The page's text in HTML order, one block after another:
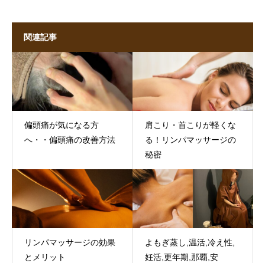
関連記事
偏頭痛が気になる方
へ・・偏頭痛の改善方法
肩こり・首こりが軽くな
る！リンパマッサージの
秘密
リンパマッサージの効果
とメリット
よもぎ蒸し,温活,冷え性,
妊活,更年期,那覇,安